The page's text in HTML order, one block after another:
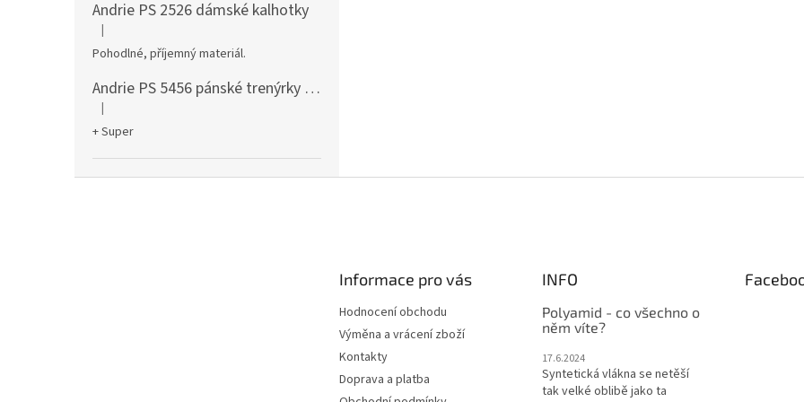
Andrie PS 2526 dámské kalhotky
Hodnocení produktu je 5 z 5 hvězdiček.
|
Pohodlné, příjemný materiál.
Andrie PS 5456 pánské trenýrky černé
Hodnocení produktu je 5 z 5 hvězdiček.
|
+ Super
Informace pro vás
Hodnocení obchodu
Výměna a vrácení zboží
Kontakty
Doprava a platba
INFO
Polyamid - co všechno o
něm víte?
17.6.2024
Syntetická vlákna se netěší
tak velké oblibě jako ta